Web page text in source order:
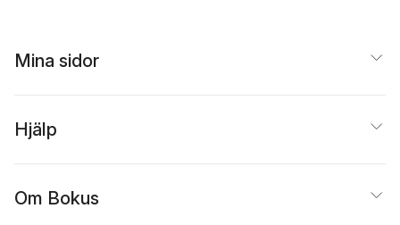
Mina sidor
Hjälp
Om Bokus